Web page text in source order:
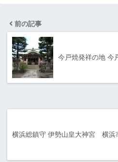
前の記事
今戸焼発祥の地
横浜総鎮守 伊勢山皇大神宮 横